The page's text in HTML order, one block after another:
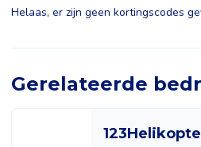
Helaas, er zijn geen kortingscodes
Gerelateerde